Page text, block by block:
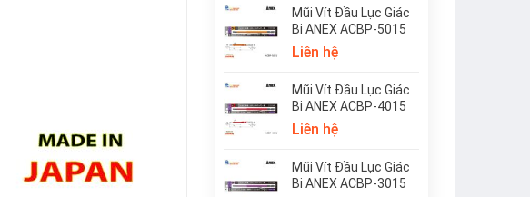
Mũi Vít Đầu Lục Giác
Bi ANEX ACBP-5015
Liên hệ
Mũi Vít Đầu Lục Giác
Bi ANEX ACBP-4015
Liên hệ
Mũi Vít Đầu Lục Giác
Bi ANEX ACBP-3015